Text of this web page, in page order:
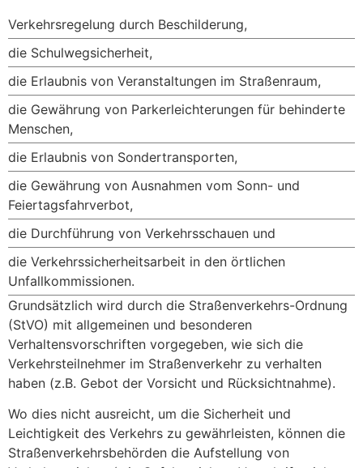
Verkehrsregelung durch Beschilderung,
die Schulwegsicherheit,
die Erlaubnis von Veranstaltungen im Straßenraum,
die Gewährung von Parkerleichterungen für behinderte
Menschen,
die Erlaubnis von Sondertransporten,
die Gewährung von Ausnahmen vom Sonn- und
Feiertagsfahrverbot,
die Durchführung von Verkehrsschauen und
die Verkehrssicherheitsarbeit in den örtlichen
Unfallkommissionen.
Grundsätzlich wird durch die Straßenverkehrs-Ordnung
(StVO) mit allgemeinen und besonderen
Verhaltensvorschriften vorgegeben, wie sich die
Verkehrsteilnehmer im Straßenverkehr zu verhalten
haben (z.B. Gebot der Vorsicht und Rücksichtnahme).
Wo dies nicht ausreicht, um die Sicherheit und
Leichtigkeit des Verkehrs zu gewährleisten, können die
Straßenverkehrsbehörden die Aufstellung von